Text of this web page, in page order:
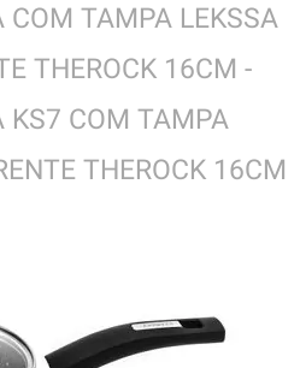
COM TAMPA LEKSSA
THEROCK 16CM -
KS7 COM TAMPA
THEROCK 16CM